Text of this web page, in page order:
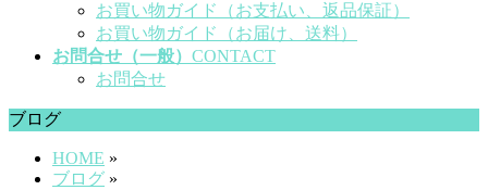
お買い物ガイド（お支払い、返品保証）
お買い物ガイド（お届け、送料）
お問合せ（一般） CONTACT
お問合せ
ブログ
HOME »
ブログ »